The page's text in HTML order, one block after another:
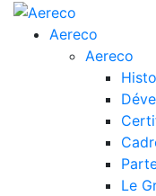
Aereco
Aereco
Le